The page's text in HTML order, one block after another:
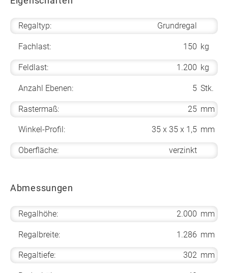
Regaltyp: Grundregal
Fachlast: 150 kg
Feldlast: 1.200 kg
Anzahl Ebenen: 5 Stk.
Rastermaß: 25 mm
Winkel-Profil: 35 x 35 x 1,5 mm
Oberfläche: verzinkt
Abmessungen
Regalhöhe: 2.000 mm
Regalbreite: 1.286 mm
Regaltiefe: 302 mm